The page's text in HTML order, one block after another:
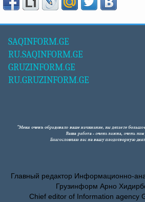
SAQINFORM.GE
RU.SAQINFORM.GE
GRUZINFORM.GE
RU.GRUZINFORM.GE
Главный редактор Информационно-
Грузинформ Арно
Chief editor of Information agency